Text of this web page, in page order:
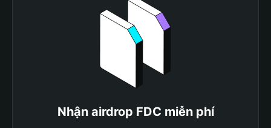
Nhận airdrop FDC miễn phí